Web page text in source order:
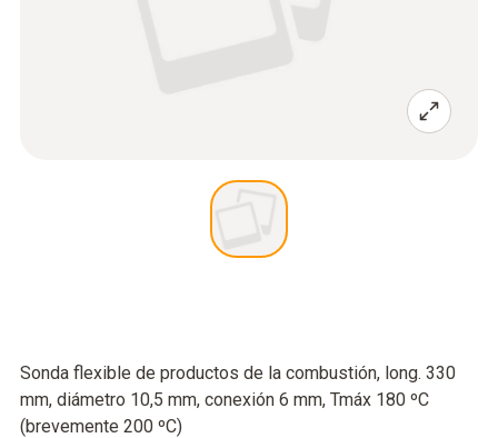
Sonda flexible de productos de la combustión, long. 330
mm, diámetro 10,5 mm, conexión 6 mm, Tmáx 180 ºC
(brevemente 200 ºC)